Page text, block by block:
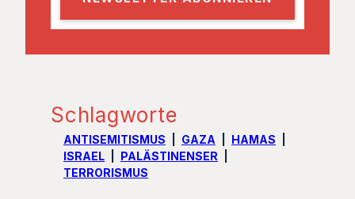
l
Schlagworte
ANTISEMITISMUS GAZA
HAMAS
ISRAEL
PALÄSTINENSER
TERRORISMUS